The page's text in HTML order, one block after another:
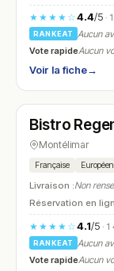
★★★★☆4.4/5·
RANKEAT
Aucun
Vote rapideAucun
Voir la fiche→
N° 9
Bistro
Montélimar
Française
Livraison :Non
Réservation en
★★★★☆4.1/5·
RANKEAT
Aucun
Vote rapideAucun